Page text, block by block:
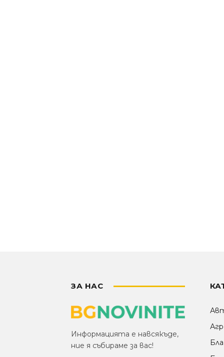
ЗА НАС
Информацията е навсякъде,
ние я събираме за вас!